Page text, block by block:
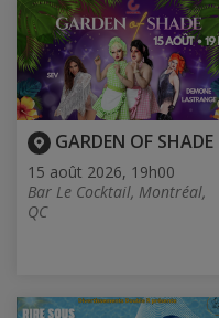
GARDEN OF SHADE
15 août 2026, 19h00
Bar Le Cocktail, Montréal,
QC